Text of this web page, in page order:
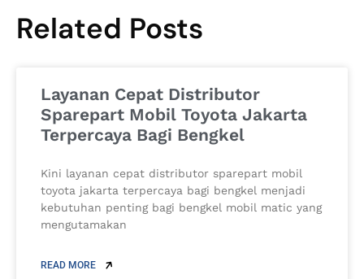
Related Posts
Layanan Cepat Distributor
Sparepart Mobil Toyota Jakarta
Terpercaya Bagi Bengkel
Kini layanan cepat distributor sparepart mobil
toyota jakarta terpercaya bagi bengkel menjadi
kebutuhan penting bagi bengkel mobil matic yang
mengutamakan
READ MORE